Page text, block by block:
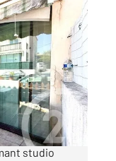
de
studio